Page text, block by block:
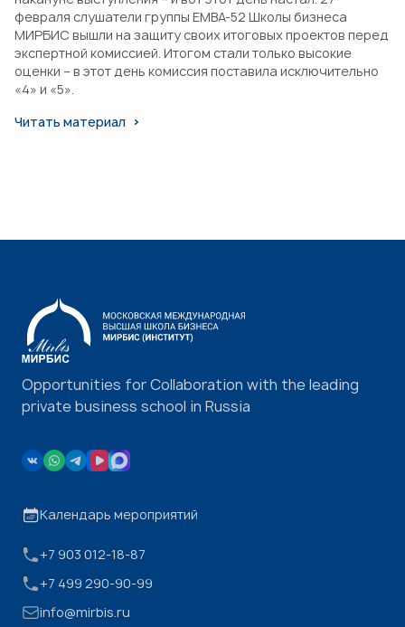
февраля слушатели группы EMBA-52 Школы бизнеса
МИРБИС вышли на защиту своих итоговых проектов перед
экспертной комиссией. Итогом стали только высокие
оценки – в этот день комиссия поставила исключительно
«4» и «5».
Читать материал
Opportunities for Collaboration with the leading
private business school in Russia
Календарь мероприятий
+7 903 012-18-87
+7 499 290-90-99
info@mirbis.ru